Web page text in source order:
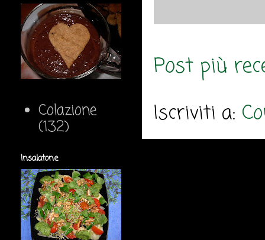
Post più
Iscriviti a:
Colazione
(132)
Insalatone